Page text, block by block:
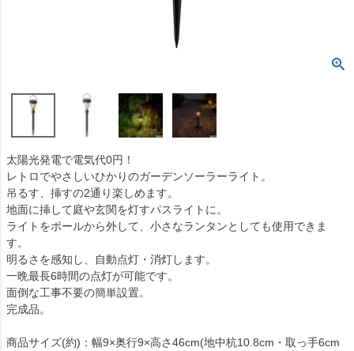
太陽光発電で電気代0円！
レトロでやさしいひかりのガーデンソーラーライト。
吊るす、挿すの2通り楽しめます。
地面に挿して庭や玄関を灯すパスライトに。
ライトをポールから外して、小さなランタンとしても使用できま
す。
明るさを感知し、自動点灯・消灯します。
一晩最長6時間の点灯が可能です。
面倒な工事不要の簡単設置。
完成品。
商品サイズ(約)：幅9×奥行9×高さ46cm(地中杭10.8cm・取っ手6cm